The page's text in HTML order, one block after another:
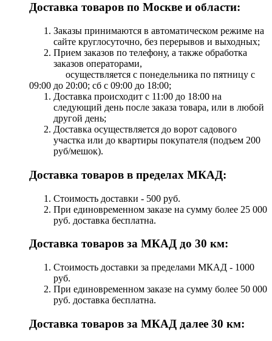
Доставка товаров по Москве и области:
Заказы принимаются в автоматическом режиме на
сайте круглосуточно, без перерывов и выходных;
Прием заказов по телефону, а также обработка
заказов операторами,
осуществляется с понедельника по пятницу с
09:00 до 20:00; сб с 09:00 до 18:00;
Доставка происходит с 11:00 до 18:00 на
следующий день после заказа товара, или в любой
другой день;
Доставка осуществляется до ворот садового
участка или до квартиры покупателя (подъем 200
руб/мешок).
Доставка товаров в пределах МКАД:
Стоимость доставки - 500 руб.
При единовременном заказе на сумму более 25 000
руб. доставка бесплатна.
Доставка товаров за МКАД до 30 км:
Стоимость доставки за пределами МКАД - 1000
руб.
При единовременном заказе на сумму более 50 000
руб. доставка бесплатна.
Доставка товаров за МКАД далее 30 км: